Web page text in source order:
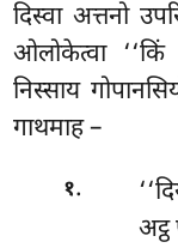
दिस्वा अत्तनो
ओलोकेत्वा
निस्साय
गाथमाह –
१.